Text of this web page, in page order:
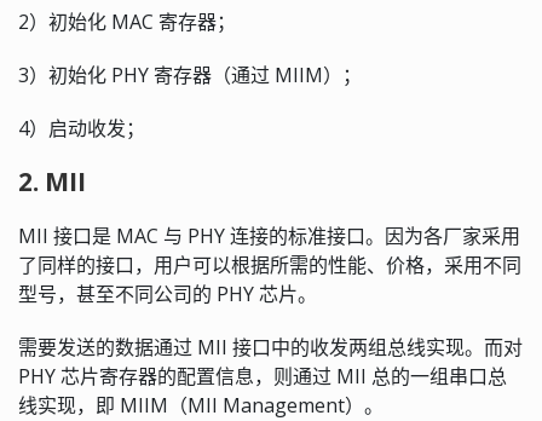
2）初始化 MAC 寄存器；
3）初始化 PHY 寄存器（通过 MIIM）；
4）启动收发；
2. MII
MII 接口是 MAC 与 PHY 连接的标准接口。因为各厂家采用
了同样的接口，用户可以根据所需的性能、价格，采用不同
型号，甚至不同公司的 PHY 芯片。
需要发送的数据通过 MII 接口中的收发两组总线实现。而对
PHY 芯片寄存器的配置信息，则通过 MII 总的一组串口总
线实现，即 MIIM（MII Management）。